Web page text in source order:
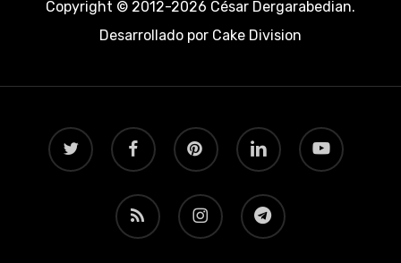
Copyright © 2012-2026 César Dergarabedian.
Desarrollado porCake Division
twitter facebook pinterest linkedin youtube
RSS instagram telegram